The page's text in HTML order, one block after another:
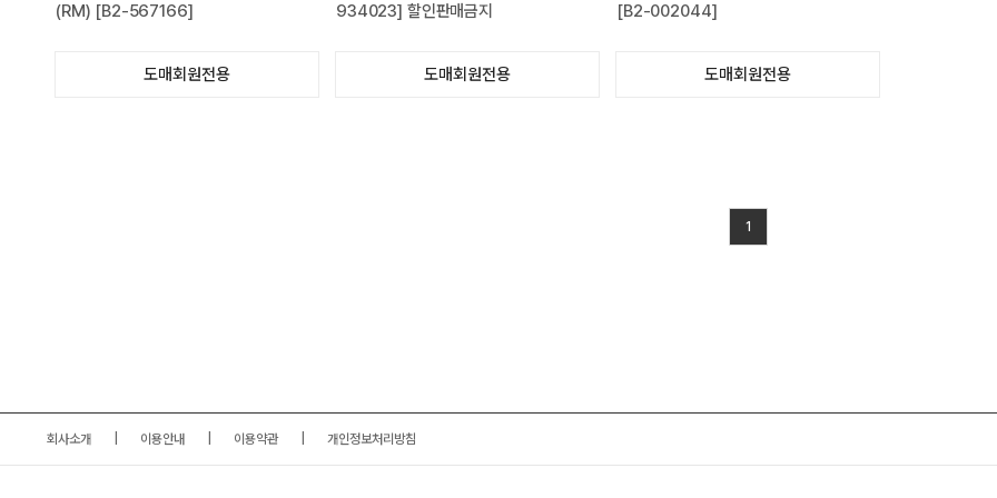
(RM) [B2-567166]
도매회원전용
934023] 할인판매금지
도매회원전용
[B2-002044]
도매회원전용
1
회사소개 이용안내 이용약관 개인정보처리방침